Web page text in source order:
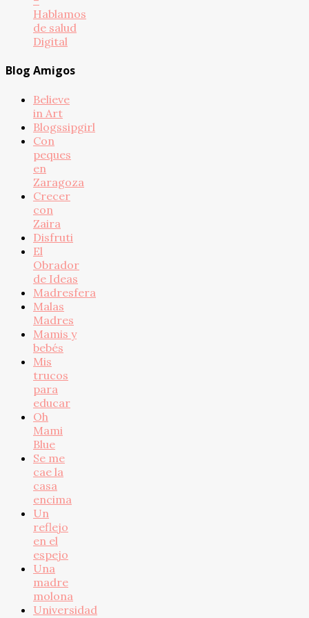
Hablamos
de salud
Digital
Blog Amigos
Believe
in Art
Blogssipgirl
Con
peques
en
Zaragoza
Crecer
con
Zaira
Disfruti
El
Obrador
de Ideas
Madresfera
Malas
Madres
Mamis y
bebés
Mis
trucos
para
educar
Oh
Mami
Blue
Se me
cae la
casa
encima
Un
reflejo
en el
espejo
Una
madre
molona
Universidad